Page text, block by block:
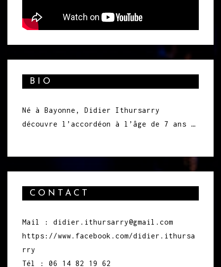
BIO
Né à Bayonne, Didier Ithursarry
découvre l’accordéon à l’âge de 7 ans …
CONTACT
Mail : didier.ithursarry@gmail.com
https://www.facebook.com/didier.ithursa
rry
Tél : 06 14 82 19 62